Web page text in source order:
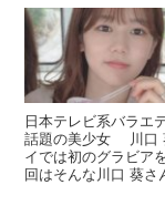
日本テレビ系バラエ
話題の美少女 川口
イでは初のグラビア
回はそんな川口 葵さ